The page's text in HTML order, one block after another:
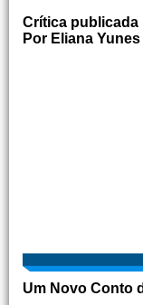
Crítica publicada
Por Eliana
Um Novo Conto